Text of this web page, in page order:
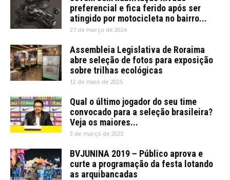
preferencial e fica ferido após ser
atingido por motocicleta no bairro...
27 de março de 2024
Assembleia Legislativa de Roraima
abre seleção de fotos para exposição
sobre trilhas ecológicas
12 de maio de 2025
Qual o último jogador do seu time
convocado para a seleção brasileira?
Veja os maiores...
3 de março de 2023
BVJUNINA 2019 – Público aprova e
curte a programação da festa lotando
as arquibancadas